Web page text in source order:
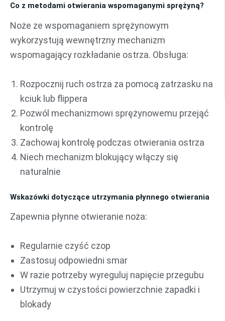
Co z metodami otwierania wspomaganymi sprężyną?
Noże ze wspomaganiem sprężynowym
wykorzystują wewnętrzny mechanizm
wspomagający rozkładanie ostrza. Obsługa:
Rozpocznij ruch ostrza za pomocą zatrzasku na
kciuk lub flippera
Pozwól mechanizmowi sprężynowemu przejąć
kontrolę
Zachowaj kontrolę podczas otwierania ostrza
Niech mechanizm blokujący włączy się
naturalnie
Wskazówki dotyczące utrzymania płynnego otwierania
Zapewnia płynne otwieranie noża:
Regularnie czyść czop
Zastosuj odpowiedni smar
W razie potrzeby wyreguluj napięcie przegubu
Utrzymuj w czystości powierzchnie zapadki i
blokady